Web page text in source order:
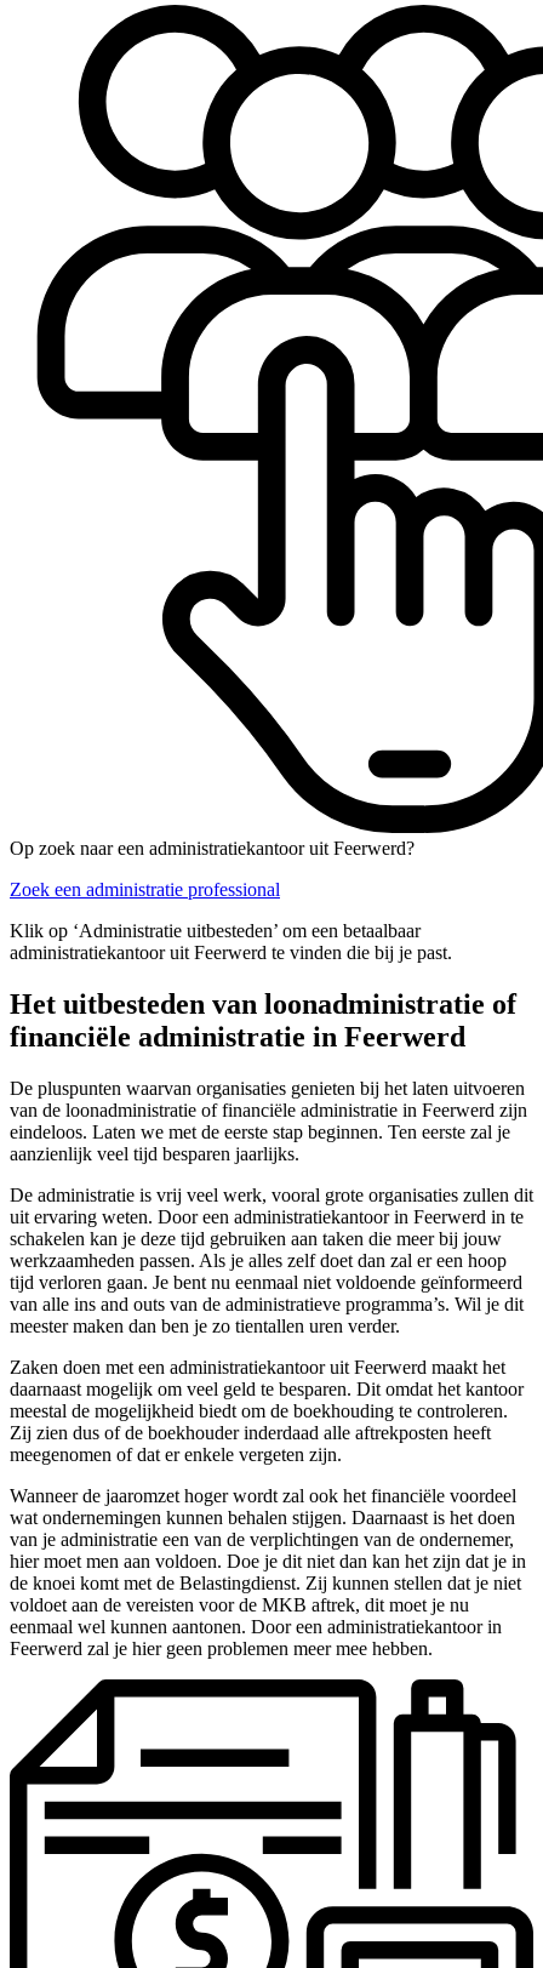
Op zoek naar een administratiekantoor uit Feerwerd?
Zoek een administratie professional
Klik op ‘Administratie uitbesteden’ om een betaalbaar
administratiekantoor uit Feerwerd te vinden die bij je past.
Het uitbesteden van loonadministratie of
financiële administratie in Feerwerd
De pluspunten waarvan organisaties genieten bij het laten uitvoeren
van de loonadministratie of financiële administratie in Feerwerd zijn
eindeloos. Laten we met de eerste stap beginnen. Ten eerste zal je
aanzienlijk veel tijd besparen jaarlijks.
De administratie is vrij veel werk, vooral grote organisaties zullen dit
uit ervaring weten. Door een administratiekantoor in Feerwerd in te
schakelen kan je deze tijd gebruiken aan taken die meer bij jouw
werkzaamheden passen. Als je alles zelf doet dan zal er een hoop
tijd verloren gaan. Je bent nu eenmaal niet voldoende geïnformeerd
van alle ins and outs van de administratieve programma’s. Wil je dit
meester maken dan ben je zo tientallen uren verder.
Zaken doen met een administratiekantoor uit Feerwerd maakt het
daarnaast mogelijk om veel geld te besparen. Dit omdat het kantoor
meestal de mogelijkheid biedt om de boekhouding te controleren.
Zij zien dus of de boekhouder inderdaad alle aftrekposten heeft
meegenomen of dat er enkele vergeten zijn.
Wanneer de jaaromzet hoger wordt zal ook het financiële voordeel
wat ondernemingen kunnen behalen stijgen. Daarnaast is het doen
van je administratie een van de verplichtingen van de ondernemer,
hier moet men aan voldoen. Doe je dit niet dan kan het zijn dat je in
de knoei komt met de Belastingdienst. Zij kunnen stellen dat je niet
voldoet aan de vereisten voor de MKB aftrek, dit moet je nu
eenmaal wel kunnen aantonen. Door een administratiekantoor in
Feerwerd zal je hier geen problemen meer mee hebben.